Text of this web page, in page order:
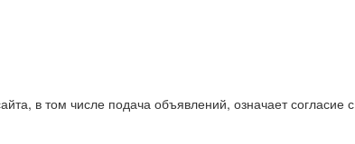
в том числе подача объявлений, означает согласие с